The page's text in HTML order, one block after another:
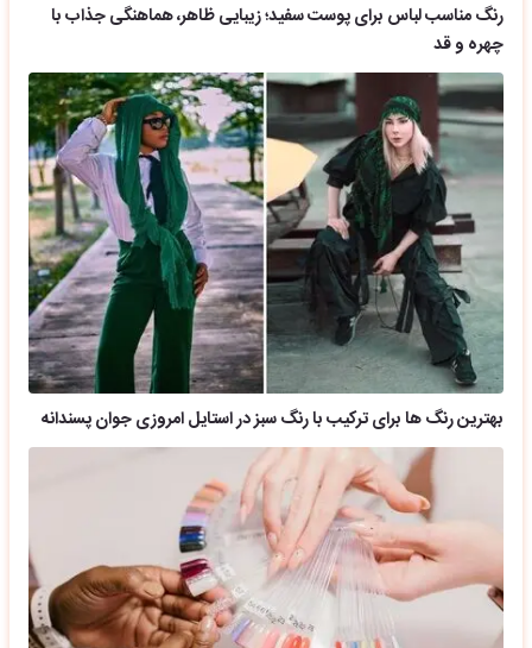
رنگ مناسب لباس برای پوست سفید؛ زیبایی ظاهر، هماهنگی جذاب با
چهره و قد
بهترین رنگ ها برای ترکیب با رنگ سبز در استایل امروزی جوان پسندانه